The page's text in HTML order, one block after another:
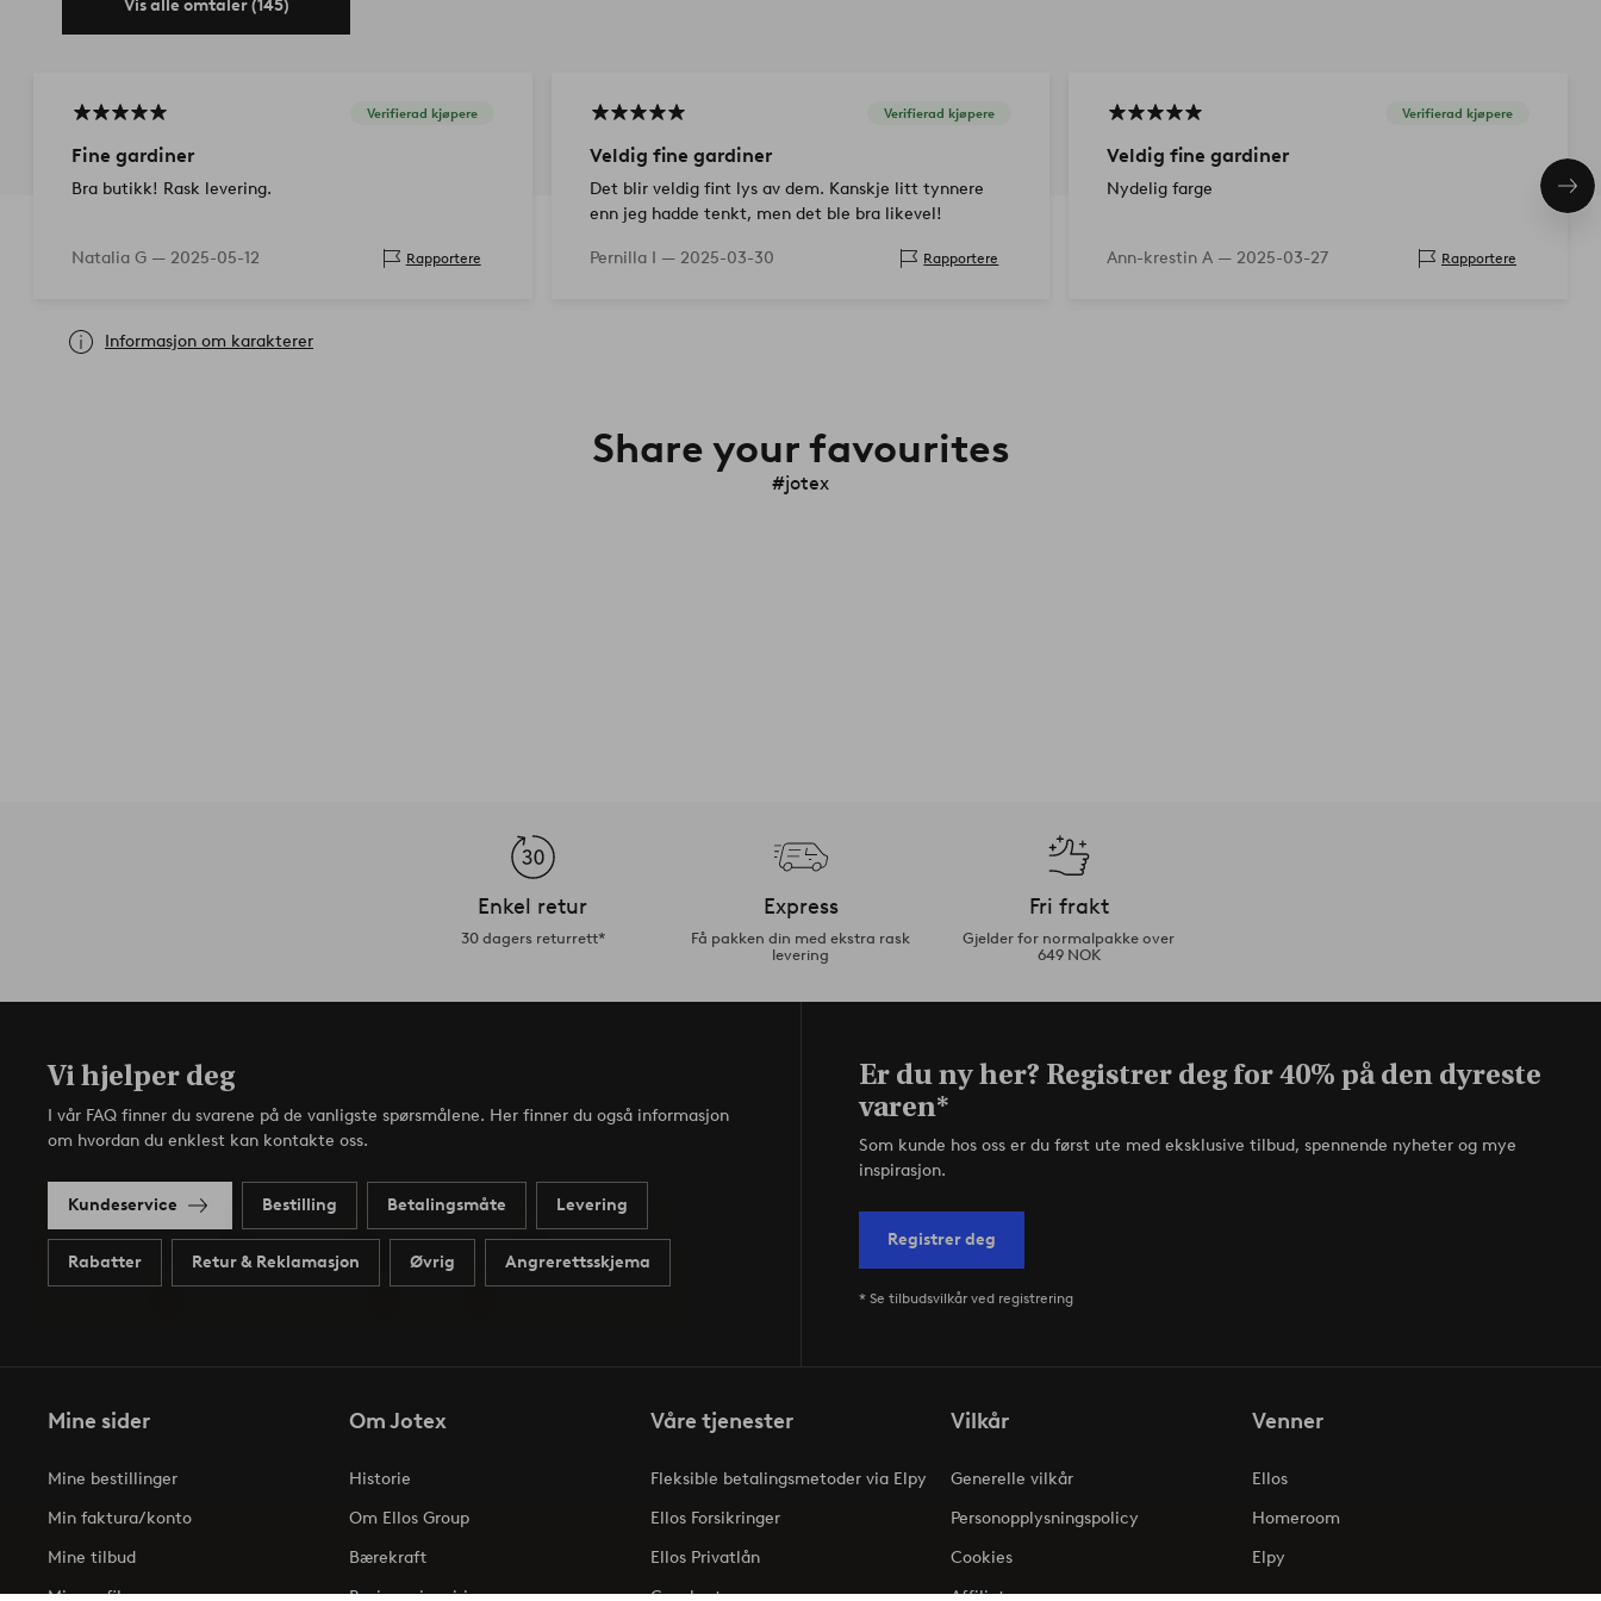
Vis alle omtaler (145)
Verifierad kjøpere
Fine gardiner
Bra butikk! Rask levering.
Natalia G — 2025-05-12 Rapportere
Verifierad kjøpere
Veldig fine gardiner
Det blir veldig fint lys av dem. Kanskje litt tynnere
enn jeg hadde tenkt, men det ble bra likevel!
Pernilla I — 2025-03-30 Rapportere
Verifierad kjøpere
Veldig fine gardiner
Nydelig farge
Ann-krestin A — 2025-03-27 Rapportere
Informasjon om karakterer
Share your favourites
#jotex
Enkel retur
30 dagers returrett*
Express
Få pakken din med ekstra rask
levering
Fri frakt
Gjelder for normalpakke over
649 NOK
Vi hjelper deg
I vår FAQ finner du svarene på de vanligste spørsmålene. Her finner du også informasjon
om hvordan du enklest kan kontakte oss.
Kundeservice Bestilling Betalingsmåte Levering
Rabatter Retur & Reklamasjon Øvrig Angrerettsskjema
Er du ny her? Registrer deg for 40% på den dyreste
varen*
Som kunde hos oss er du først ute med eksklusive tilbud, spennende nyheter og mye
inspirasjon.
Registrer deg
* Se tilbudsvilkår ved registrering
Mine sider
Mine bestillinger
Min faktura/konto
Mine tilbud
Min profil
Om Jotex
Historie
Om Ellos Group
Bærekraft
Business inquiries
Våre tjenester
Fleksible betalingsmetoder via Elpy
Ellos Forsikringer
Ellos Privatlån
Gavekort
Vilkår
Generelle vilkår
Personopplysningspolicy
Cookies
Affiliate
Venner
Ellos
Homeroom
Elpy